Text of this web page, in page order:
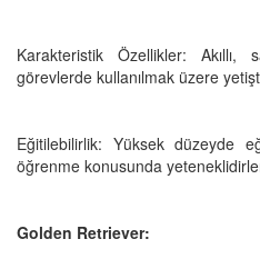
Karakteristik Özellikler: Akıllı,
görevlerde kullanılmak üzere
Eğitilebilirlik: Yüksek düzeyde
öğrenme konusunda
Golden Retriever: